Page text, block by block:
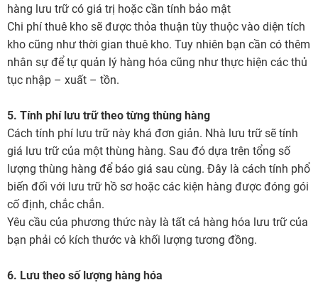
hàng lưu trữ có giá trị hoặc cần tính bảo mật
Chi phí thuê kho sẽ được thỏa thuận tùy thuộc vào diện tích
kho cũng như thời gian thuê kho. Tuy nhiên bạn cần có thêm
nhân sự để tự quản lý hàng hóa cũng như thực hiện các thủ
tục nhập – xuất – tồn.
5. Tính phí lưu trữ theo từng thùng hàng
Cách tính phí lưu trữ này khá đơn giản. Nhà lưu trữ sẽ tính
giá lưu trữ của một thùng hàng. Sau đó dựa trên tổng số
lượng thùng hàng để báo giá sau cùng. Đây là cách tính phổ
biến đối với lưu trữ hồ sơ hoặc các kiện hàng được đóng gói
cố định, chắc chắn.
Yêu cầu của phương thức này là tất cả hàng hóa lưu trữ của
bạn phải có kích thước và khối lượng tương đồng.
6. Lưu theo số lượng hàng hóa